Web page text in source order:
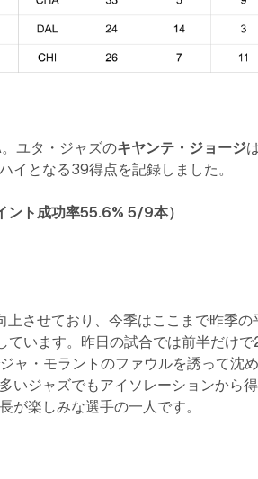
ユタ・ジャズのキヤンテ・ジョージ
イとなる39得点を記録しました。
ント成功率55.6% 5/9本）
させており、今季はここまで昨季の
います。昨日の試合では前半だけ
ャ・モラントのファウルを誘って沈
いジャズでもアイソレーションから
が楽しみな選手の一人です。